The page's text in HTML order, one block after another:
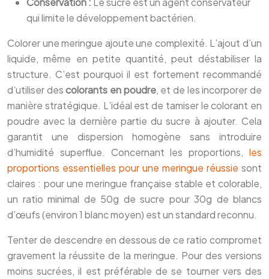
qui limite le développement bactérien.
Colorer une meringue ajoute une complexité. L’ajout d’un
liquide, même en petite quantité, peut déstabiliser la
structure. C’est pourquoi il est fortement recommandé
d’utiliser descolorants en poudre, et de les incorporer de
manière stratégique. L’idéal est de tamiser le colorant en
poudre avec la dernière partie du sucre à ajouter. Cela
garantit une dispersion homogène sans introduire
d’humidité superflue. Concernant les proportions, les
proportions essentielles pour une meringue réussie sont
claires : pour une meringue française stable et colorable,
un ratio minimal de 50g de sucre pour 30g de blancs
d’œufs (environ 1 blanc moyen) est un standard reconnu.
Tenter de descendre en dessous de ce ratio compromet
gravement la réussite de la meringue. Pour des versions
moins sucrées, il est préférable de se tourner vers des